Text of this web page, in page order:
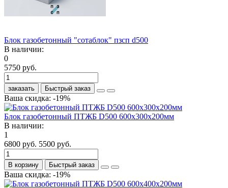
Блок газобетонный "сотаблок" пзсп d500
В наличии:
0
5750 руб.
заказать Быстрый заказ
Ваша скидка: -19%
Блок газобетонный ПТЖБ D500 600х300х200мм
В наличии:
1
6800 руб. 5500 руб.
В корзину Быстрый заказ
Ваша скидка: -19%